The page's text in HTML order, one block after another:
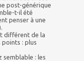
post-générique
t-il été
penser à une
différent de la
: plus
semblable : les